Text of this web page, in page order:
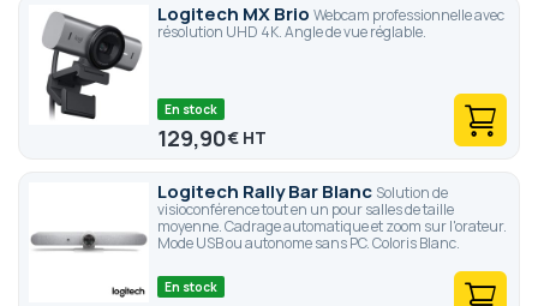
Logitech MX Brio Webcam professionnelle avec
résolution UHD 4K. Angle de vue réglable.
En stock
129,90€
Logitech Rally Bar Blanc Solution de
visioconférence tout en un pour salles de taille
moyenne. Cadrage automatique et zoom sur l'orateur.
Mode USB ou autonome sans PC. Coloris Blanc.
En stock